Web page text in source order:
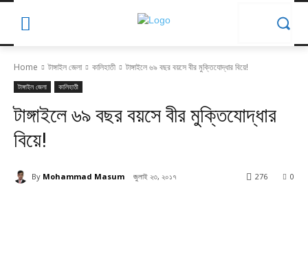
Home টাঙ্গাইল জেলা কালিহাতী টাঙ্গাইলে ৬৯ বছর বয়সে বীর মুক্তিযোদ্ধার বিয়ে!
টাঙ্গাইল জেলা কালিহাতী
টাঙ্গাইলে ৬৯ বছর বয়সে বীর মুক্তিযোদ্ধার
বিয়ে!
By Mohammad Masum জুলাই ২৩, ২০১৭ 0
276